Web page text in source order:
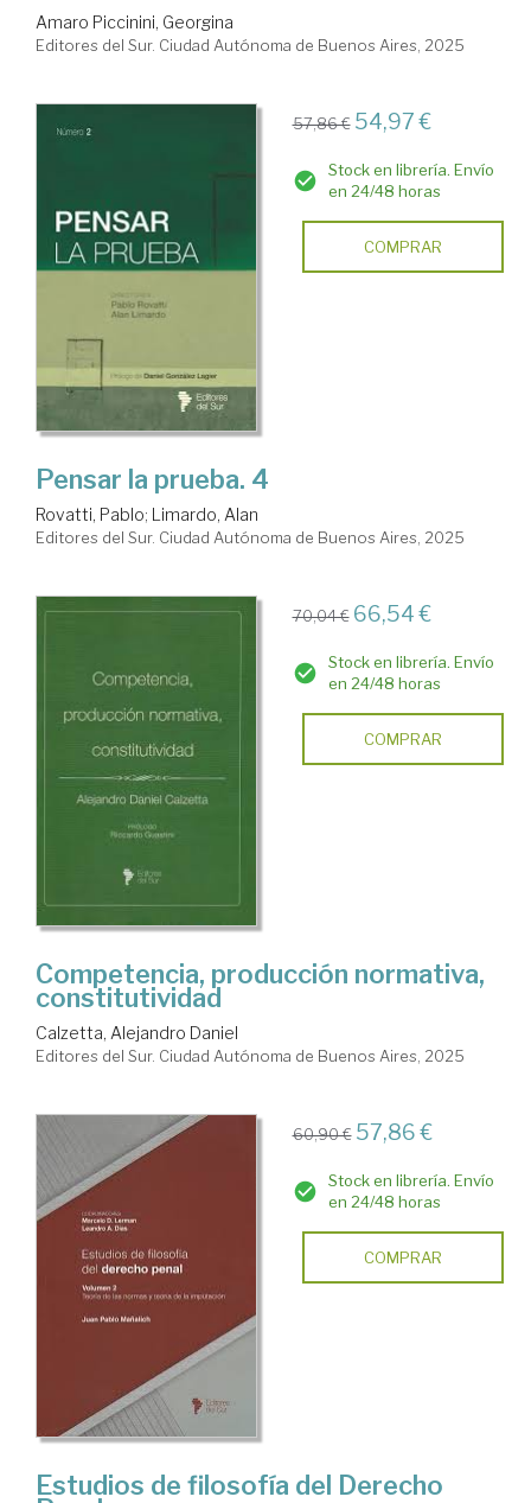
Amaro Piccinini, Georgina
Editores del Sur. Ciudad Autónoma de Buenos Aires, 2025
57,86 € 54,97 €
Stock en librería. Envío
en 24/48 horas
COMPRAR
Pensar la prueba. 4
Rovatti, Pablo; Limardo, Alan
Editores del Sur. Ciudad Autónoma de Buenos Aires, 2025
70,04 € 66,54 €
Stock en librería. Envío
en 24/48 horas
COMPRAR
Competencia, producción normativa,
constitutividad
Calzetta, Alejandro Daniel
Editores del Sur. Ciudad Autónoma de Buenos Aires, 2025
60,90 € 57,86 €
Stock en librería. Envío
en 24/48 horas
COMPRAR
Estudios de filosofía del Derecho